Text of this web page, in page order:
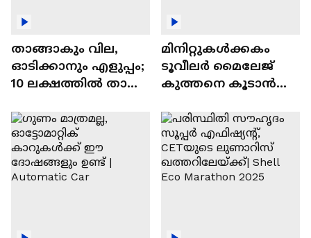
താങ്ങാകും വില,
ഓടിക്കാനും എളുപ്പം;
10 ലക്ഷത്തിൽ താഴെ
ഓട്ടോമാറ്റിക്ക്
എസ്‍യുവികൾ
മിനിറ്റുകൾക്കകം
ടൂവീലർ മൈലേജ്
കുത്തനെ കൂടാൻ